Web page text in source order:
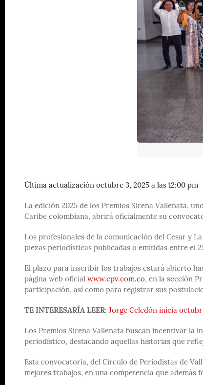
Última actualización octubre 3, 2025 a las 12:00 pm
La edición 2025 de los Premios Sirena Vallenata,
Caribe colombiana, abrirá oficialmente su
Los profesionales de la comunicación del Cesar y
piezas periodísticas publicadas o emitidas entre el
El plazo para inscribir los trabajos estará abierto
página web oficial www.cpv.com.co, en la sección
participación, así como para registrar sus
TE INTERESARÍA LEER: Jorge Celedón inicia
Los Premios Sirena Vallenata buscan incentivar la
periodístico, destacando aquellas historias que
Esta convocatoria, del Círculo de Periodistas de
mejores trabajos, en una competencia que